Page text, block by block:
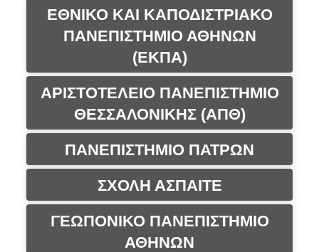
ΕΘΝΙΚΟ ΚΑΙ ΚΑΠΟΔΙΣΤΡΙΑΚΟ
ΠΑΝΕΠΙΣΤΗΜΙΟ ΑΘΗΝΩΝ
(ΕΚΠΑ)
ΑΡΙΣΤΟΤΕΛΕΙΟ ΠΑΝΕΠΙΣΤΗΜΙΟ
ΘΕΣΣΑΛΟΝΙΚΗΣ (ΑΠΘ)
ΠΑΝΕΠΙΣΤΗΜΙΟ ΠΑΤΡΩΝ
ΣΧΟΛΗ ΑΣΠΑΙΤΕ
ΓΕΩΠΟΝΙΚΟ ΠΑΝΕΠΙΣΤΗΜΙΟ
ΑΘΗΝΩΝ